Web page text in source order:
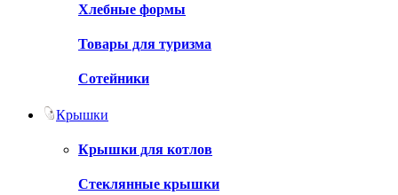
Хлебные формы
Товары для туризма
Сотейники
Крышки
Крышки для котлов
Стеклянные крышки